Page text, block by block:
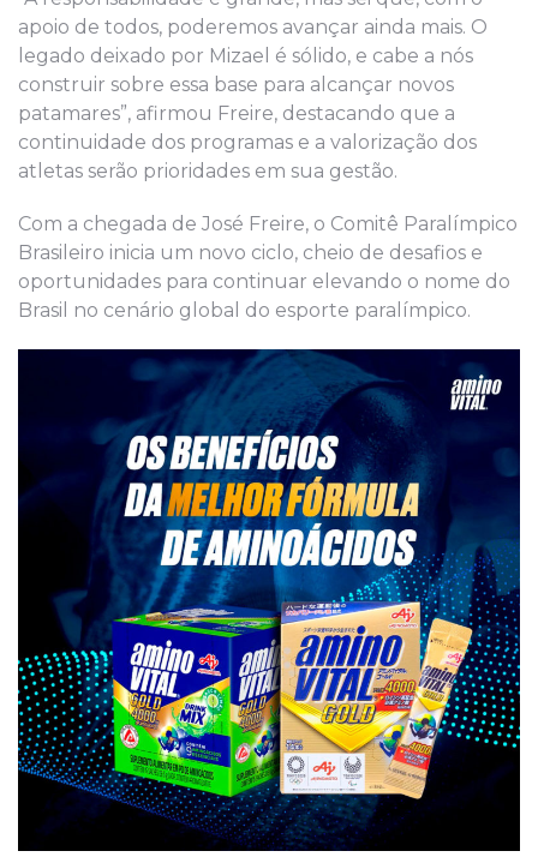
apoio de todos, poderemos avançar ainda mais. O
legado deixado por Mizael é sólido, e cabe a nós
construir sobre essa base para alcançar novos
patamares”, afirmou Freire, destacando que a
continuidade dos programas e a valorização dos
atletas serão prioridades em sua gestão.
Com a chegada de José Freire, o Comitê Paralímpico
Brasileiro inicia um novo ciclo, cheio de desafios e
oportunidades para continuar elevando o nome do
Brasil no cenário global do esporte paralímpico.